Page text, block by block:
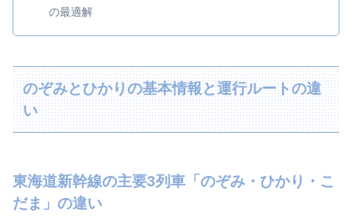
の最適解
のぞみとひかりの基本情報と運行ルートの違
い
東海道新幹線の主要3列車「のぞみ・ひかり・こ
だま」の違い